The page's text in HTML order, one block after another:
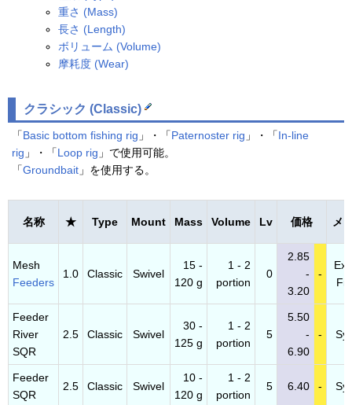
重さ (Mass)
長さ (Length)
ボリューム (Volume)
摩耗度 (Wear)
クラシック (Classic)
「Basic bottom fishing rig 」・「Paternoster rig 」・「In-line
rig 」・「Loop rig 」で使用可能。
「Groundbait 」を使用する。
名称 ★ Type Mount Mass Volume Lv 価格 メ
Mesh
Feeders
1.0 Classic Swivel
15 -
120 g
1 - 2
portion
0
2.85
-
3.20
-
Feeder
River
SQR
2.5 Classic Swivel
30 -
125 g
1 - 2
portion
5
5.50
-
6.90
-
Feeder
SQR
2.5 Classic Swivel
10 -
120 g
1 - 2
portion
5 6.40 -